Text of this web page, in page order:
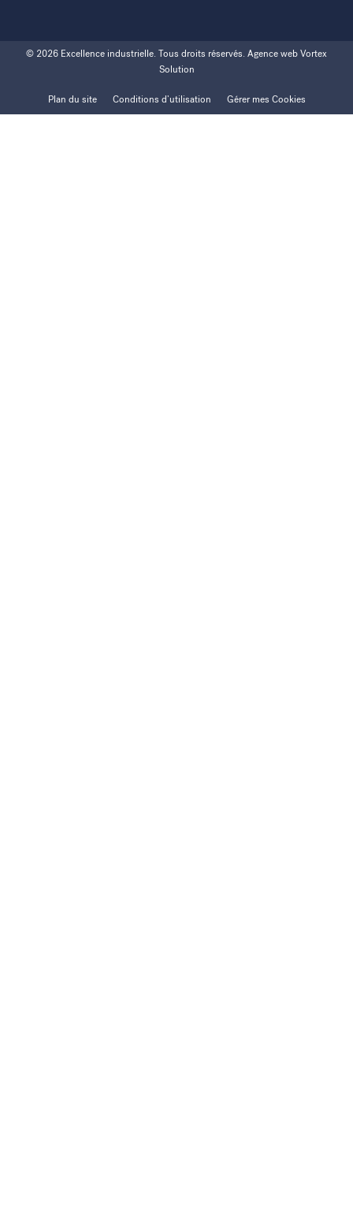
© 2026 Excellence industrielle. Tous droits réservés. Agence webVortex
Solution
Plan du site Conditions d’utilisation Gérer mes Cookies